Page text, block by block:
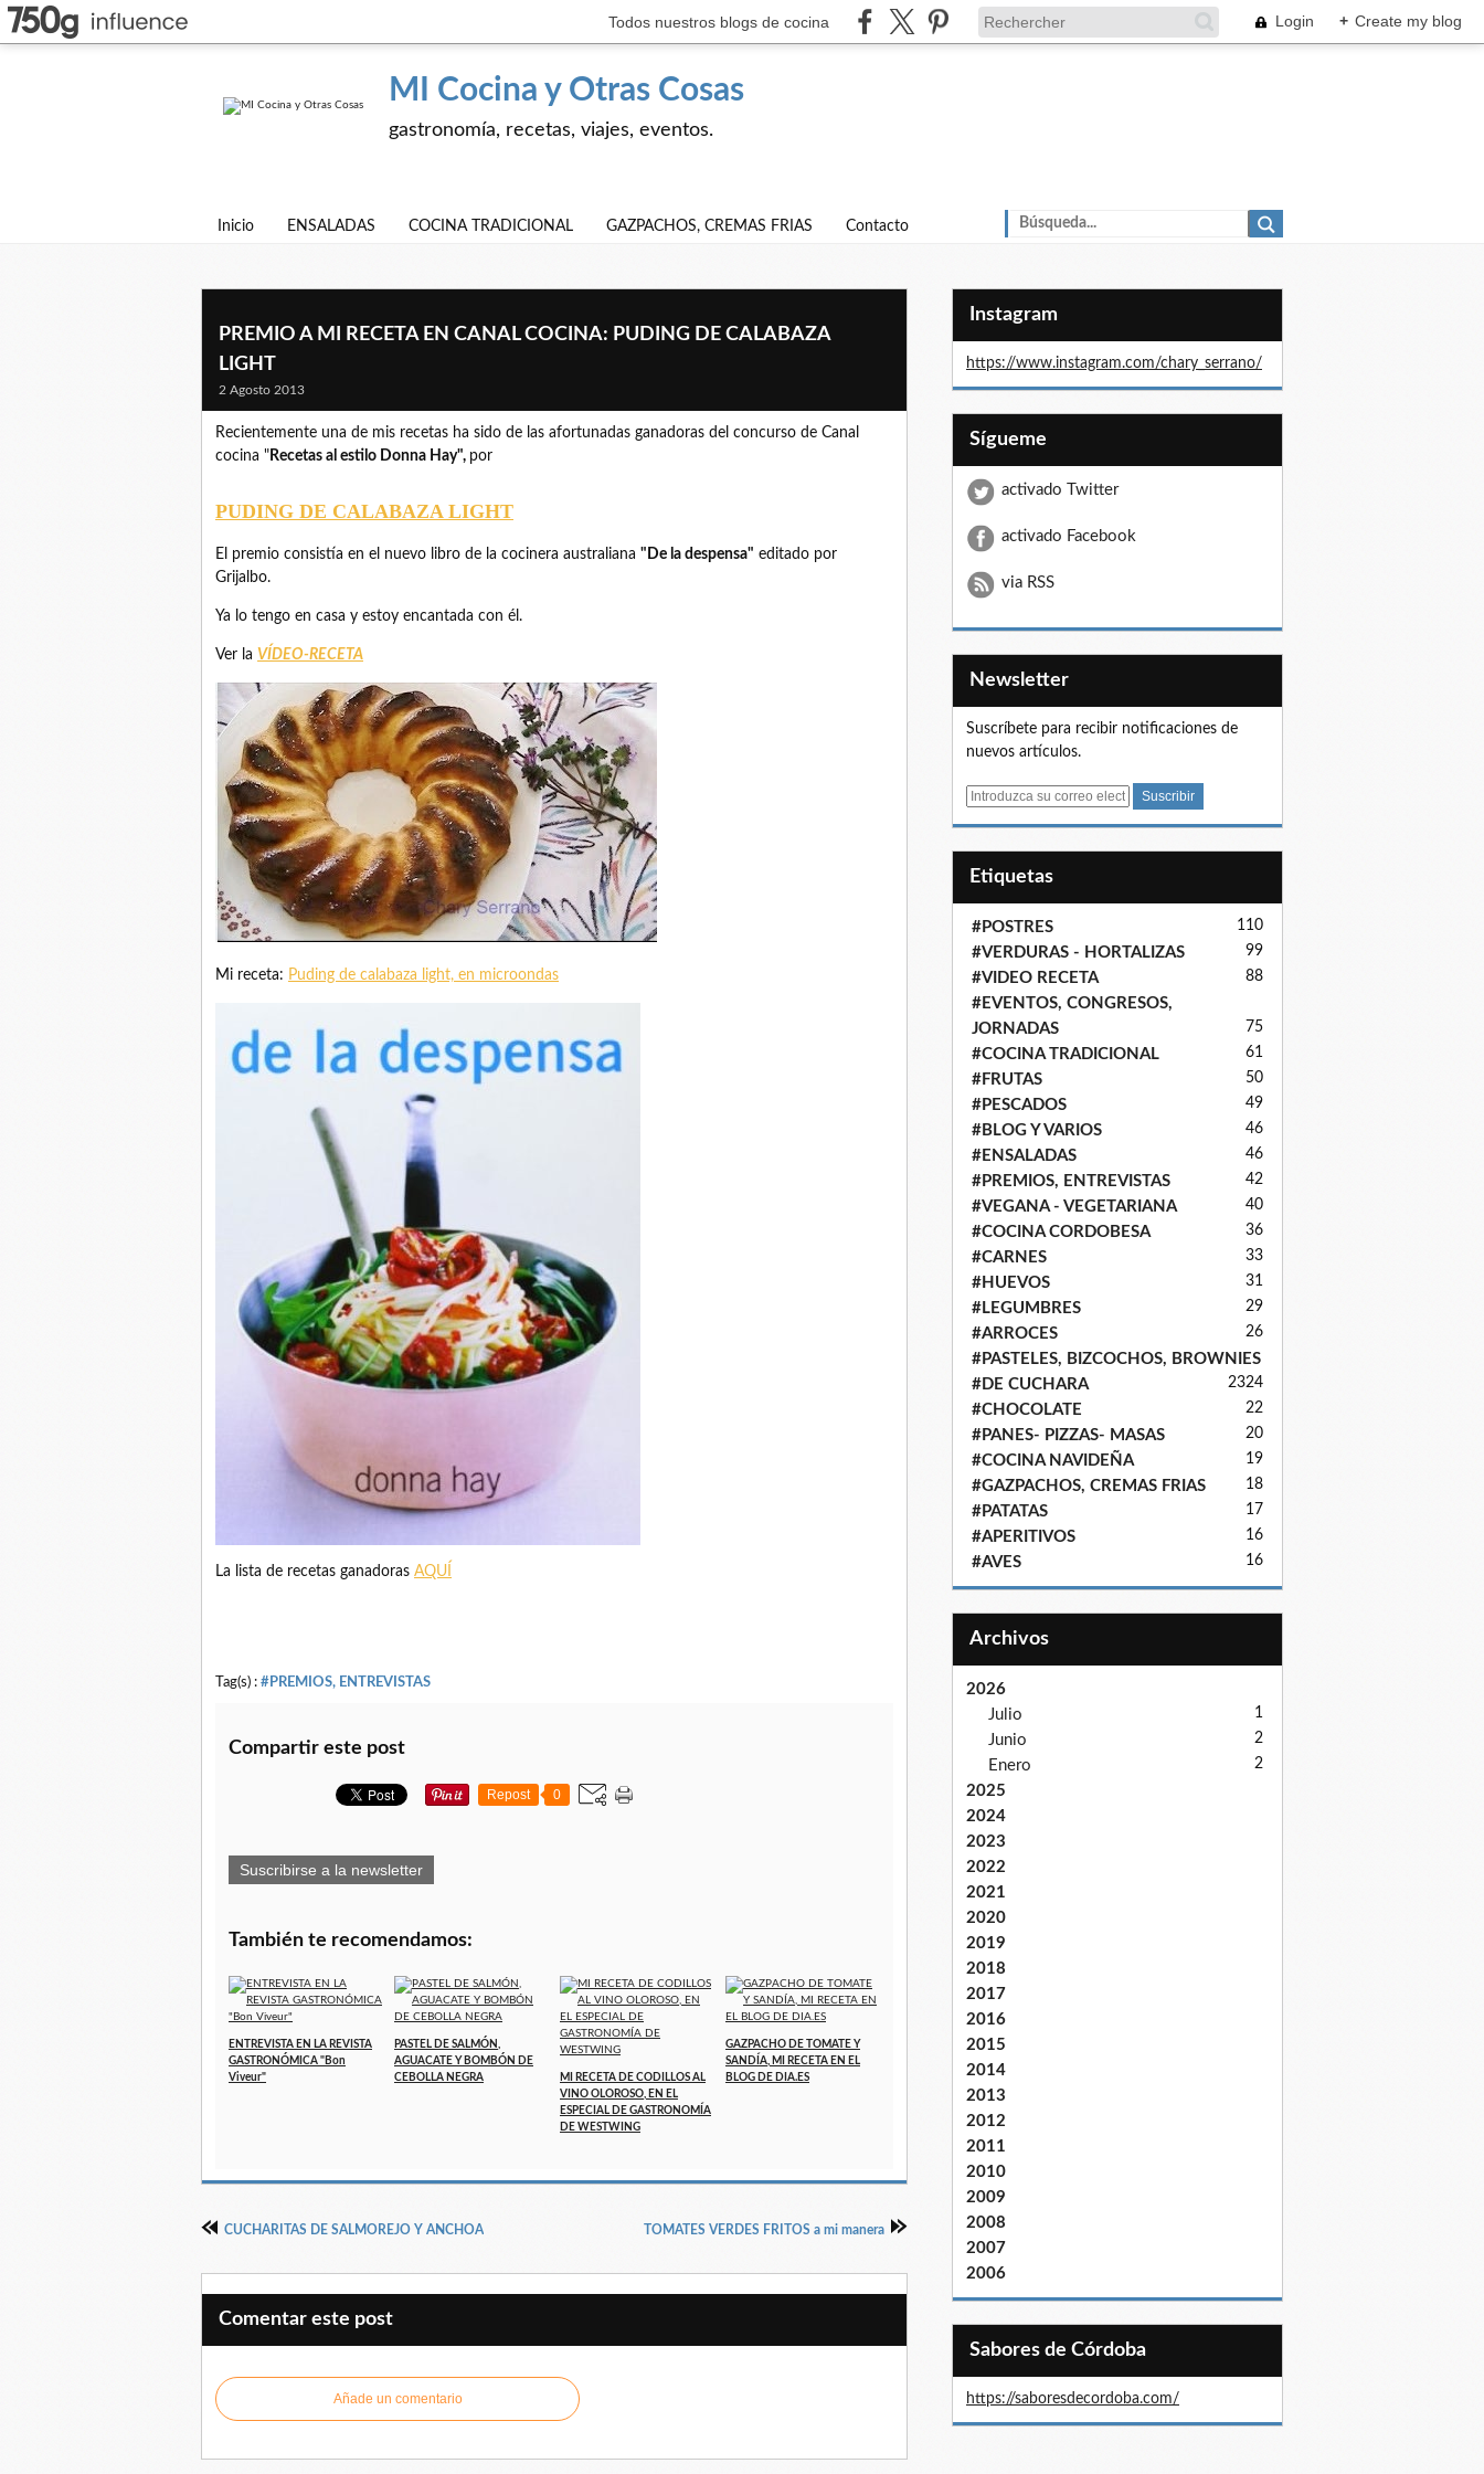
Todos nuestros blogs de cocina Login + Create my blog
MI Cocina y Otras Cosas
gastronomía, recetas, viajes, eventos.
Inicio ENSALADAS COCINA TRADICIONAL GAZPACHOS, CREMAS FRIAS Contacto
PREMIO A MI RECETA EN CANAL COCINA: PUDING DE CALABAZA
LIGHT
2 Agosto 2013
Recientemente una de mis recetas ha sido de las afortunadas ganadoras del concurso de Canal
cocina " Recetas al estilo Donna Hay", por
PUDING DE CALABAZA LIGHT
El premio consistía en el nuevo libro de la cocinera australiana "De la despensa" editado por
Grijalbo.
Ya lo tengo en casa y estoy encantada con él.
Ver la VÍDEO-RECETA
Mi receta: Puding de calabaza light, en microondas
La lista de recetas ganadoras AQUÍ
Tag(s) : #PREMIOS, ENTREVISTAS
Compartir este post
Repost 0
Suscribirse a la newsletter
También te recomendamos:
ENTREVISTA EN LA REVISTA
GASTRONÓMICA "Bon
Viveur"
PASTEL DE SALMÓN,
AGUACATE Y BOMBÓN DE
CEBOLLA NEGRA
MI RECETA DE CODILLOS AL
VINO OLOROSO, EN EL
ESPECIAL DE GASTRONOMÍA
DE WESTWING
GAZPACHO DE TOMATE Y
SANDÍA, MI RECETA EN EL
BLOG DE DIA.ES
CUCHARITAS DE SALMOREJO Y ANCHOA TOMATES VERDES FRITOS a mi manera
Comentar este post
Añade un comentario
Instagram
https://www.instagram.com/chary_serrano/
Sígueme
activado Twitter
activado Facebook
via RSS
Newsletter
Suscríbete para recibir notificaciones de
nuevos artículos.
E
Etiquetas
#POSTRES 110
#VERDURAS - HORTALIZAS 99
#VIDEO RECETA 88
#EVENTOS, CONGRESOS,
JORNADAS
75
#COCINA TRADICIONAL 61
#FRUTAS 50
#PESCADOS 49
#BLOG Y VARIOS 46
#ENSALADAS 46
#PREMIOS, ENTREVISTAS 42
#VEGANA - VEGETARIANA 40
#COCINA CORDOBESA 36
#CARNES 33
#HUEVOS 31
#LEGUMBRES 29
#ARROCES 26
#PASTELES, BIZCOCHOS, BROWNIES
24
#DE CUCHARA 23
#CHOCOLATE 22
#PANES- PIZZAS- MASAS 20
#COCINA NAVIDEÑA 19
#GAZPACHOS, CREMAS FRIAS 18
#PATATAS 17
#APERITIVOS 16
#AVES 16
Archivos
2026
Julio
1
Junio 2
Enero 2
2025
2024
2023
2022
2021
2020
2019
2018
2017
2016
2015
2014
2013
2012
2011
2010
2009
2008
2007
2006
Sabores de Córdoba
https://saboresdecordoba.com/